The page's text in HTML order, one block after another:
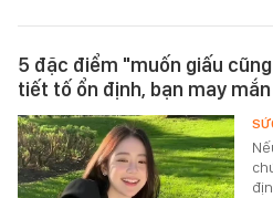
5 đặc điểm "muốn giấu
tiết tố ổn định, bạn may